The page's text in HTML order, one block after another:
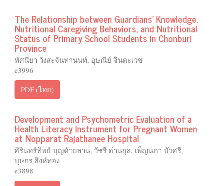
The Relationship between Guardians’ Knowledge,
Nutritional Caregiving Behaviors, and Nutritional
Status of Primary School Students in Chonburi
Province
ทัศนียา วังสะจันทานนท์, อุษณีย์ จินตะเวช
e3996
PDF (ไทย)
Development and Psychometric Evaluation of a
Health Literacy Instrument for Pregnant Women
at Nopparat Rajathanee Hospital
ศิรินทร์ทิพย์ บุญด้วยลาน, วัชรี ด่านกุล, เพ็ญนภา บัวศรี,
บุษกร สิงห์ทอง
e3898